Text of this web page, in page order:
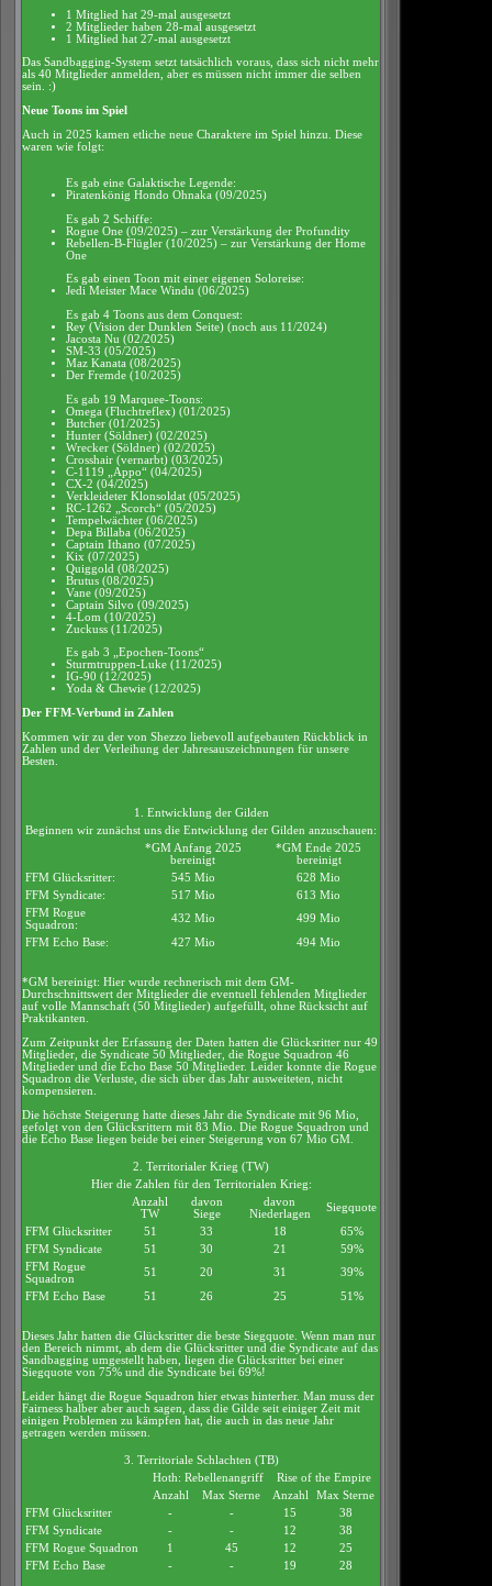
1 Mitglied hat 29-mal ausgesetzt
2 Mitglieder haben 28-mal ausgesetzt
1 Mitglied hat 27-mal ausgesetzt
Das Sandbagging-System setzt tatsächlich voraus, dass sich nicht mehr
als 40 Mitglieder anmelden, aber es müssen nicht immer die selben
sein. :)
Neue Toons im Spiel
Auch in 2025 kamen etliche neue Charaktere im Spiel hinzu. Diese
waren wie folgt:
Es gab eine Galaktische Legende:
Piratenkönig Hondo Ohnaka (09/2025)
Es gab 2 Schiffe:
Rogue One (09/2025) – zur Verstärkung der Profundity
Rebellen-B-Flügler (10/2025) – zur Verstärkung der Home
One
Es gab einen Toon mit einer eigenen Soloreise:
Jedi Meister Mace Windu (06/2025)
Es gab 4 Toons aus dem Conquest:
Rey (Vision der Dunklen Seite) (noch aus 11/2024)
Jacosta Nu (02/2025)
SM-33 (05/2025)
Maz Kanata (08/2025)
Der Fremde (10/2025)
Es gab 19 Marquee-Toons:
Omega (Fluchtreflex) (01/2025)
Butcher (01/2025)
Hunter (Söldner) (02/2025)
Wrecker (Söldner) (02/2025)
Crosshair (vernarbt) (03/2025)
C-1119 „Appo“ (04/2025)
CX-2 (04/2025)
Verkleideter Klonsoldat (05/2025)
RC-1262 „Scorch“ (05/2025)
Tempelwächter (06/2025)
Depa Billaba (06/2025)
Captain Ithano (07/2025)
Kix (07/2025)
Quiggold (08/2025)
Brutus (08/2025)
Vane (09/2025)
Captain Silvo (09/2025)
4-Lom (10/2025)
Zuckuss (11/2025)
Es gab 3 „Epochen-Toons“
Sturmtruppen-Luke (11/2025)
IG-90 (12/2025)
Yoda & Chewie (12/2025)
Der FFM-Verbund in Zahlen
Kommen wir zu der von Shezzo liebevoll aufgebauten Rückblick in
Zahlen und der Verleihung der Jahresauszeichnungen für unsere
Besten.
1. Entwicklung der Gilden
Beginnen wir zunächst uns die Entwicklung der Gilden anzuschauen:
*GM Anfang 2025
bereinigt
*GM Ende 2025
bereinigt
FFM Glücksritter:
545 Mio
628 Mio
FFM Syndicate:
517 Mio
613 Mio
FFM Rogue
Squadron:
432 Mio
499 Mio
FFM Echo Base:
427 Mio 494 Mio
*GM bereinigt: Hier wurde rechnerisch mit dem GM-
Durchschnittswert der Mitglieder die eventuell fehlenden Mitglieder
auf volle Mannschaft (50 Mitglieder) aufgefüllt, ohne Rücksicht auf
Praktikanten.
Zum Zeitpunkt der Erfassung der Daten hatten die Glücksritter nur 49
Mitglieder, die Syndicate 50 Mitglieder, die Rogue Squadron 46
Mitglieder und die Echo Base 50 Mitglieder. Leider konnte die Rogue
Squadron die Verluste, die sich über das Jahr ausweiteten, nicht
kompensieren.
Die höchste Steigerung hatte dieses Jahr die Syndicate mit 96 Mio,
gefolgt von den Glücksrittern mit 83 Mio. Die Rogue Squadron und
die Echo Base liegen beide bei einer Steigerung von 67 Mio GM.
2. Territorialer Krieg (TW)
Hier die Zahlen für den Territorialen Krieg:
Anzahl
TW
davon
Siege
davon
Niederlagen
Siegquote
FFM Glücksritter
51 33 18
65%
FFM Syndicate
51 30 21
59%
FFM Rogue
Squadron
51 20 31
39%
FFM Echo Base
51 26 25 51%
Dieses Jahr hatten die Glücksritter die beste Siegquote. Wenn man nur
den Bereich nimmt, ab dem die Glücksritter und die Syndicate auf das
Sandbagging umgestellt haben, liegen die Glücksritter bei einer
Siegquote von 75% und die Syndicate bei 69%!
Leider hängt die Rogue Squadron hier etwas hinterher. Man muss der
Fairness halber aber auch sagen, dass die Gilde seit einiger Zeit mit
einigen Problemen zu kämpfen hat, die auch in das neue Jahr
getragen werden müssen.
3. Territoriale Schlachten (TB)
Hoth: Rebellenangriff
Rise of the Empire
Anzahl
Max Sterne Anzahl
Max Sterne
FFM Glücksritter
- - 15
38
FFM Syndicate
- - 12
38
FFM Rogue Squadron
1 45 12
25
FFM Echo Base
- - 19 28